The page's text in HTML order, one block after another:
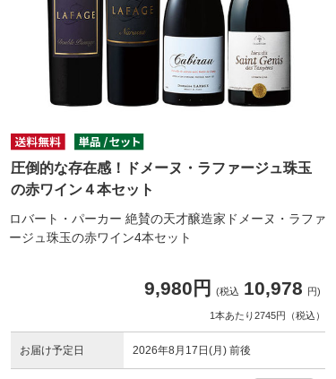
圧倒的な存在感！ドメーヌ・ラファージュ珠玉
の赤ワイン４本セット
ロバート・パーカー 絶賛の天才醸造家ドメーヌ・ラファ
ージュ珠玉の赤ワイン4本セット
9,980円 (税込 10,978 円)
1本あたり2745円（税込）
お届け予定日 2026年8月17日(月) 前後